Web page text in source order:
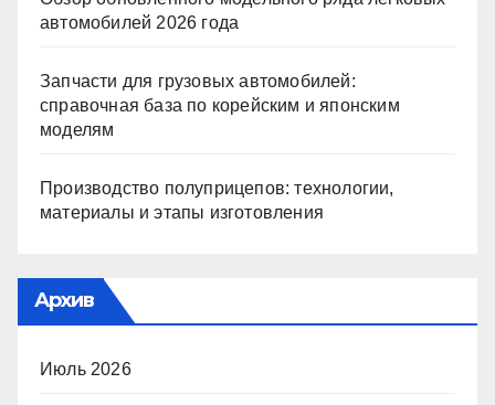
автомобилей 2026 года
Запчасти для грузовых автомобилей:
справочная база по корейским и японским
моделям
Производство полуприцепов: технологии,
материалы и этапы изготовления
Архив
Июль 2026